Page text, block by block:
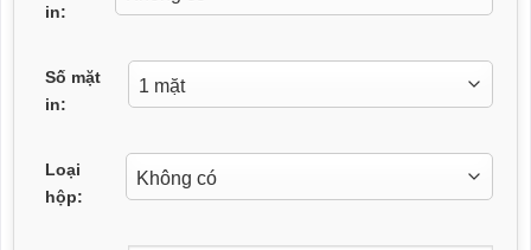
in:
Số mặt
in:
Loại
hộp: